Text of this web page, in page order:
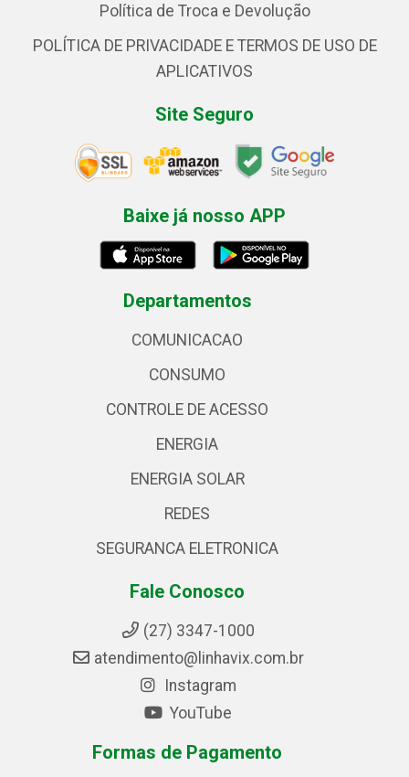
Política de Troca e Devolução
POLÍTICA DE PRIVACIDADE E TERMOS DE USO DE
APLICATIVOS
Site Seguro
Baixe já nosso APP
Departamentos
COMUNICACAO
CONSUMO
CONTROLE DE ACESSO
ENERGIA
ENERGIA SOLAR
REDES
SEGURANCA ELETRONICA
Fale Conosco
(27) 3347-1000
atendimento@linhavix.com.br
Instagram
YouTube
Formas de Pagamento